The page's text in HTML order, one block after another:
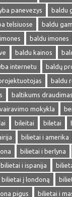
panevezys baldu
telsiuose baldu
baldu imones
baldu kainos
internetu
baldų
baldu
baltikums draudimas
mokykla
bileitai biletai
bilietai i amerika
bilietai i berlyna
bilietai i ispanija
bilietai į londoną
pigus bilietai i